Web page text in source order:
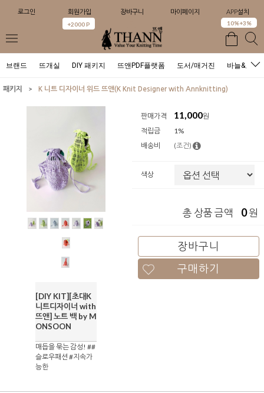
로그인 회원가입
+2000 P
장바구니 마이페이지 APP설치
10%+3%
브랜드 뜨개실 DIY 패키지 뜨앤PDF플랫폼 도서/매거진 바늘&도구
패키지 > K 니트 디자이너 위드 뜨앤(K Knit Designer with Annknitting)
[DIY KIT][초대K
니트디자이너 with
뜨앤] 노트 백 by M
ONSOON
매듭을 묶는 감성! ##
슬로우패션 #지속가
능한
판매가격 11,000원
적립금
1%
배송비
(조건)
색상
총 상품 금액 0원
장바구니
구매하기